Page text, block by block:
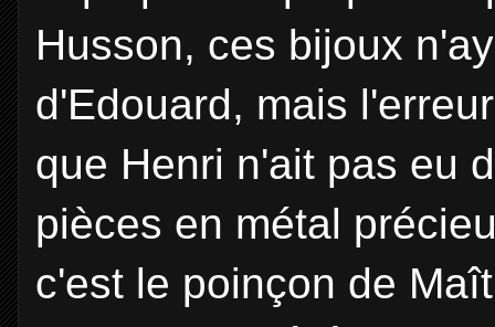
Husson, ces bijoux
d'Edouard, mais
que Henri n'ait pas eu
pièces en métal
c'est le poinçon de